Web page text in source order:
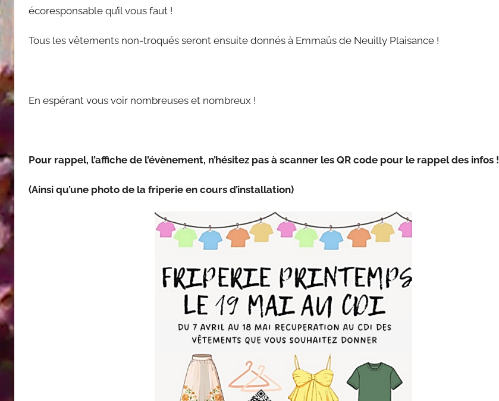
écoresponsable qu’il vous faut !
Tous les vêtements non-troqués seront ensuite donnés à Emmaüs de Neuilly Plaisance !
En espérant vous voir nombreuses et nombreux !
Pour rappel, l’affiche de l’évènement, n’hésitez pas à scanner les QR code pour le rappel des infos !
(Ainsi qu’une photo de la friperie en cours d’installation)